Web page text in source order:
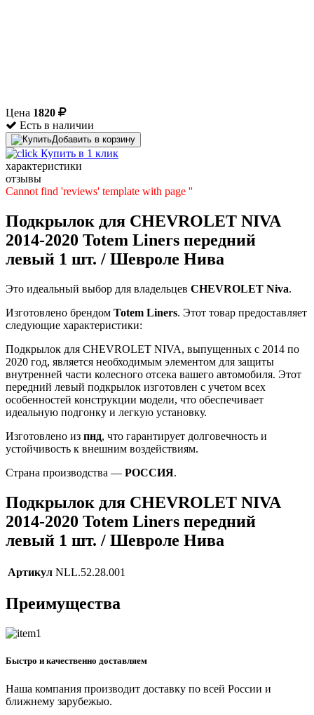
Цена 1820
Есть в наличии
Добавить в корзину
Купить в 1 клик
характеристики
отзывы
Cannot find 'reviews' template with page ''
Подкрылок для CHEVROLET NIVA
2014-2020 Totem Liners передний
левый 1 шт. / Шевроле Нива
Это идеальный выбор для владельцев CHEVROLET Niva.
Изготовлено брендом Totem Liners. Этот товар предоставляет
следующие характеристики:
Подкрылок для CHEVROLET NIVA, выпущенных с 2014 по
2020 год, является необходимым элементом для защиты
внутренней части колесного отсека вашего автомобиля. Этот
передний левый подкрылок изготовлен с учетом всех
особенностей конструкции модели, что обеспечивает
идеальную подгонку и легкую установку.
Изготовлено из пнд, что гарантирует долговечность и
устойчивость к внешним воздействиям.
Страна производства — РОССИЯ.
Подкрылок для CHEVROLET NIVA
2014-2020 Totem Liners передний
левый 1 шт. / Шевроле Нива
Артикул NLL.52.28.001
Преимущества
Быстро и качественно доставляем
Наша компания производит доставку по всей России и
ближнему зарубежью.